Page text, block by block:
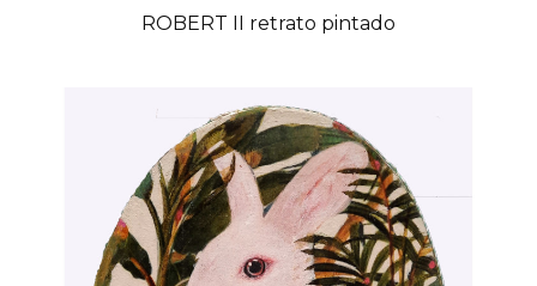
ROBERT II retrato pintado